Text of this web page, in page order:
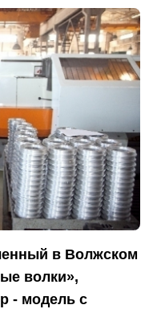
в Волжском
волки»,
- модель с